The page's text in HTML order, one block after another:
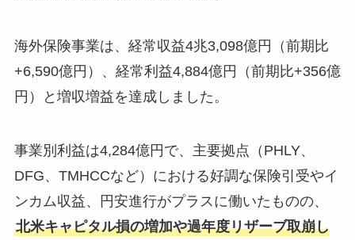
海外保険事業は、経常収益4兆3,098億円（前期比
+6,590億円）、経常利益4,884億円（前期比+356億
円）と増収増益を達成しました。
事業別利益は4,284億円で、主要拠点（PHLY、
DFG、TMHCCなど）における好調な保険引受やイ
ンカム収益、円安進行がプラスに働いたものの、
北米キャピタル損の増加や過年度リザーブ取崩し